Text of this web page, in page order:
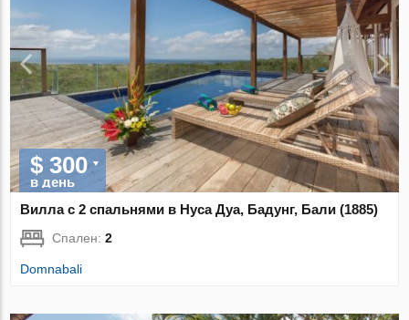
$ 300
в день
Вилла с 2 спальнями в Нуса Дуа, Бадунг, Бали (1885)
Спален:2
Domnabali